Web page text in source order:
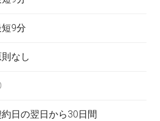
9分
則なし
約日の翌日から30日間